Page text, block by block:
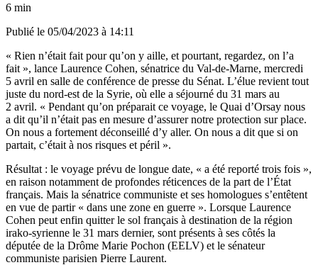
6 min
Publié le 05/04/2023 à 14:11
« Rien n’était fait pour qu’on y aille, et pourtant, regardez, on l’a
fait », lance Laurence Cohen, sénatrice du Val-de-Marne, mercredi
5 avril en salle de conférence de presse du Sénat. L’élue revient tout
juste du nord-est de la Syrie, où elle a séjourné du 31 mars au
2 avril. « Pendant qu’on préparait ce voyage, le Quai d’Orsay nous
a dit qu’il n’était pas en mesure d’assurer notre protection sur place.
On nous a fortement déconseillé d’y aller. On nous a dit que si on
partait, c’était à nos risques et péril ».
Résultat : le voyage prévu de longue date, « a été reporté trois fois »,
en raison notamment de profondes réticences de la part de l’État
français. Mais la sénatrice communiste et ses homologues s’entêtent
en vue de partir « dans une zone en guerre ». Lorsque Laurence
Cohen peut enfin quitter le sol français à destination de la région
irako-syrienne le 31 mars dernier, sont présents à ses côtés la
députée de la Drôme Marie Pochon (EELV) et le sénateur
communiste parisien Pierre Laurent.